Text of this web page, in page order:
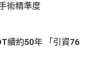
術精準度
續約50年 「引資76